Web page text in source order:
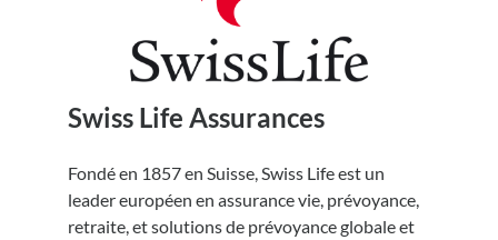
Swiss Life Assurances
Fondé en 1857 en Suisse, Swiss Life est un
leader européen en assurance vie, prévoyance,
retraite, et solutions de prévoyance globale et